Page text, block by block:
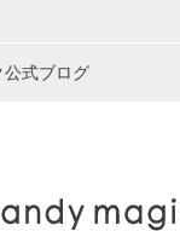
公式ブログ